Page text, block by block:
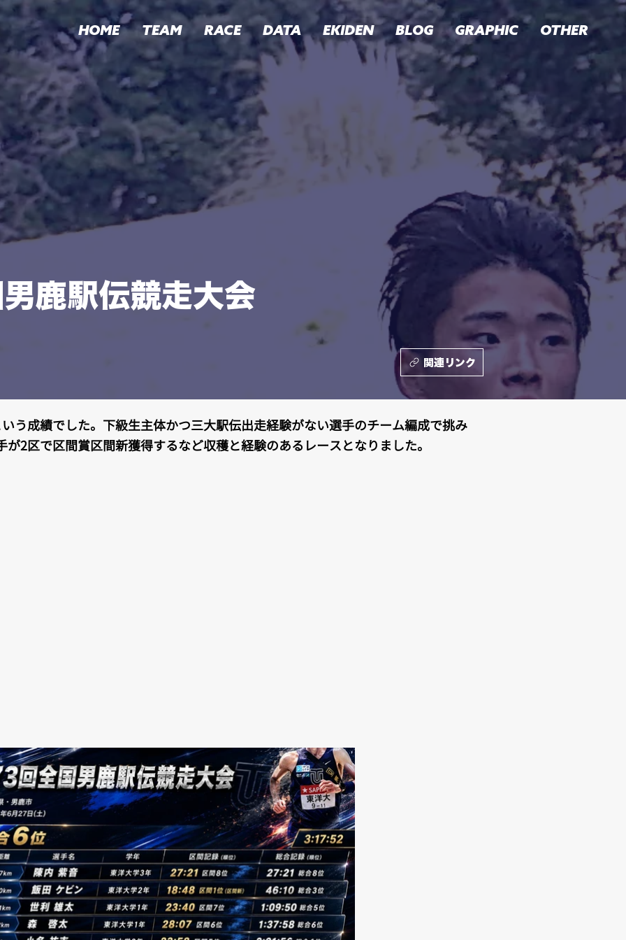
HOME TEAM RACE DATA EKIDEN BLOG GRAPHIC OTHER
鹿駅伝競走大会
関連リンク
う成績でした。下級生主体かつ三大駅伝出走経験がない選手のチーム編成で挑み
2区で区間賞区間新獲得するなど収穫と経験のあるレースとなりました。